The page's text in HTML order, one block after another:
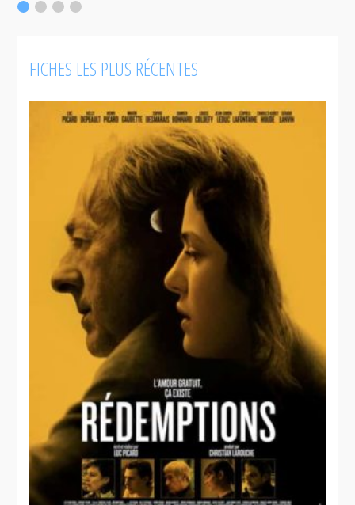
FICHES LES PLUS RÉCENTES